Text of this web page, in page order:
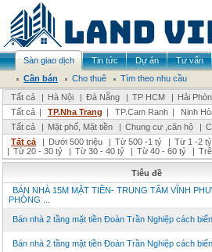
Sàn giao dịch Tin tức Dự án Tư vấn
Cần bán
Cho thuê
Tìm theo nhu cầu
Tất cả
| Hà Nội | Đà Nẵng | TP HCM | Hải
Tất cả | TP.Nha Trang | TP.Cam Ranh | Ninh
Tất cả
| Mặt phố, Mặt tiền | Chung cư ,căn hộ |
Tất cả
| Dưới 500 triệu | Từ 500 -1 tỷ | Từ 1 -2 tỷ
| Từ 20 - 30 tỷ | Từ 30 - 40 tỷ | Từ 40 - 60 tỷ |
Tiêu đề
BÁN NHÀ 15M MẶT TIỀN- TRUNG TÂM VĨNH
PHÒNG ...
Bán nhà 2 tầng mặt tiền Đoàn Trần Nghiệp cách biển
Bán nhà 2 tầng mặt tiền Đoàn Trần Nghiệp cách biển